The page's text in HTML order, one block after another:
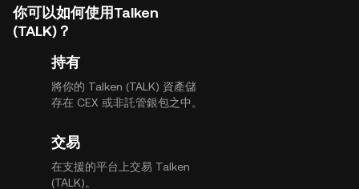
你可以如何使用Talken
(TALK)？
持有
將你的 Talken (TALK) 資產儲
存在 CEX 或非託管銀包之中。
交易
在支援的平台上交易 Talken
(TALK)。